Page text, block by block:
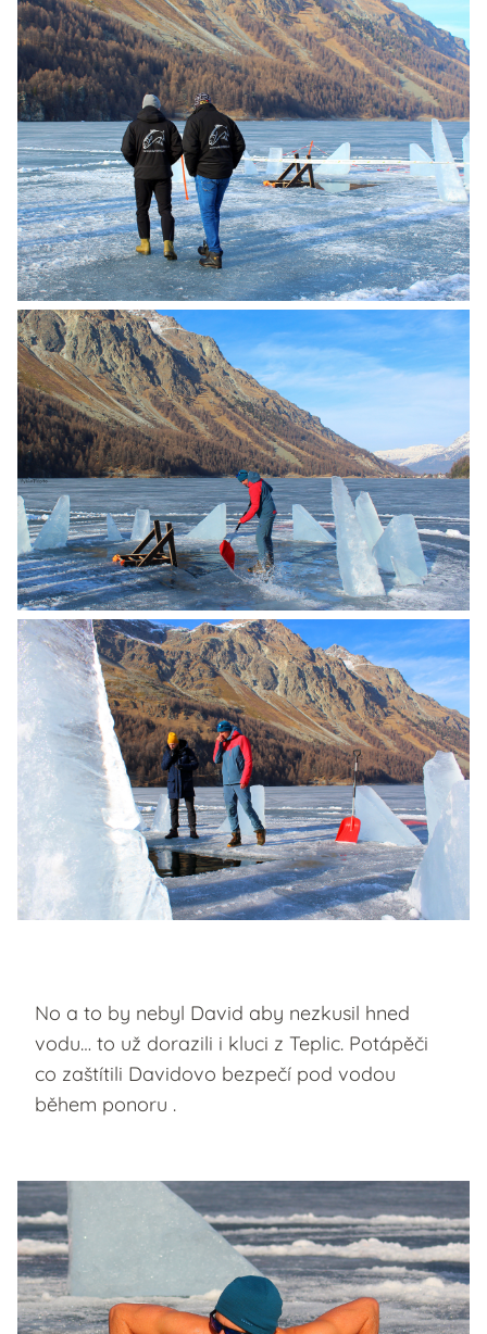
No a to by nebyl David aby nezkusil hned
vodu… to už dorazili i kluci z Teplic. Potápěči
co zaštítili Davidovo bezpečí pod vodou
během ponoru .